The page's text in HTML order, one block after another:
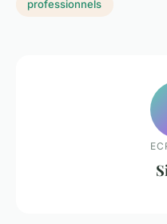
professionnels